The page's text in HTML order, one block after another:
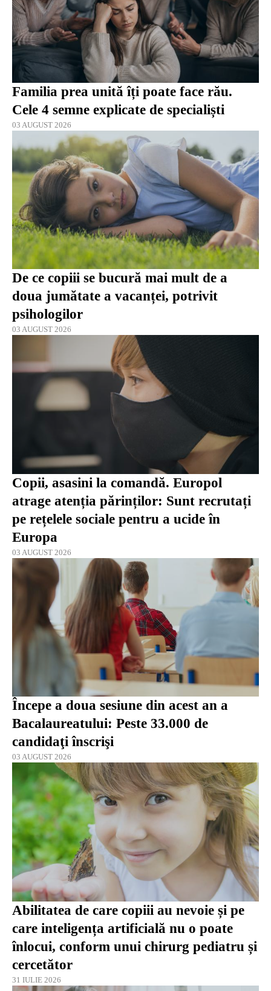
Familia prea unită îți poate face rău.
Cele 4 semne explicate de specialiști
03 AUGUST 2026
De ce copiii se bucură mai mult de a
doua jumătate a vacanței, potrivit
psihologilor
03 AUGUST 2026
Copii, asasini la comandă. Europol
atrage atenția părinților: Sunt recrutați
pe rețelele sociale pentru a ucide în
Europa
03 AUGUST 2026
Începe a doua sesiune din acest an a
Bacalaureatului: Peste 33.000 de
candidaţi înscrişi
03 AUGUST 2026
Abilitatea de care copiii au nevoie și pe
care inteligența artificială nu o poate
înlocui, conform unui chirurg pediatru și
cercetător
31 IULIE 2026